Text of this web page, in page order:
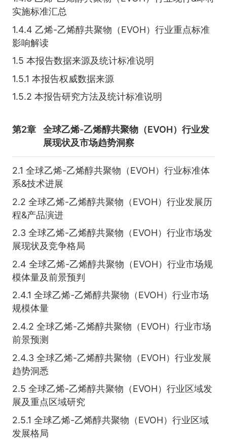
实施标准汇总
1.4.4 乙烯-乙烯醇共聚物（EVOH）行业重点标准
影响解读
1.5 本报告数据来源及统计标准说明
1.5.1 本报告权威数据来源
1.5.2 本报告研究方法及统计标准说明
第2章
全球乙烯-乙烯醇共聚物（EVOH）行业发
展现状及市场趋势洞察
2.1 全球乙烯-乙烯醇共聚物（EVOH）行业标准体
系&技术进展
2.2 全球乙烯-乙烯醇共聚物（EVOH）行业发展历
程&产品演进
2.3 全球乙烯-乙烯醇共聚物（EVOH）行业市场发
展现状及竞争格局
2.4 全球乙烯-乙烯醇共聚物（EVOH）行业市场规
模体量及前景预判
2.4.1 全球乙烯-乙烯醇共聚物（EVOH）行业市场
规模体量
2.4.2 全球乙烯-乙烯醇共聚物（EVOH）行业市场
前景预测
2.4.3 全球乙烯-乙烯醇共聚物（EVOH）行业发展
趋势洞悉
2.5 全球乙烯-乙烯醇共聚物（EVOH）行业区域发
展及重点区域研究
2.5.1 全球乙烯-乙烯醇共聚物（EVOH）行业区域
发展格局